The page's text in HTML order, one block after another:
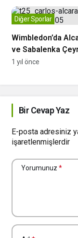
Wimbledon’da
ve Sabalenka
Finalde
Diğer Sporlar
1 yıl önce
Bir Cevap Yaz
E-posta adresiniz
işaretlenmişlerdir
Yorumunuz *